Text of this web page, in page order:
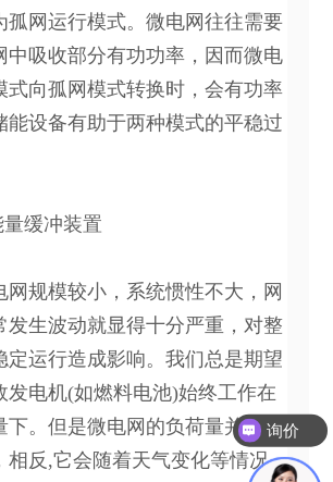
孤网运行模式。微电网往往需要
中吸收部分有功功率，因而微电
式向孤网模式转换时，会有功率
能设备有助于两种模式的平稳过
缓冲装置
规模较小，系统惯性不大，网
发生波动就显得十分严重，对整
定运行造成影响。我们总是期望
发电机(如燃料电池)始终工作在
下。但是微电网的负荷量并非整
相反,它会随着天气变化等情况
询价